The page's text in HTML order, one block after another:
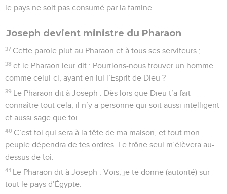
le pays ne soit pas consumé par la famine.
Joseph devient ministre du Pharaon
37 Cette parole plut au Pharaon et à tous ses serviteurs ;
38 et le Pharaon leur dit : Pourrions-nous trouver un homme
comme celui-ci, ayant en lui l’Esprit de Dieu ?
39 Le Pharaon dit à Joseph : Dès lors que Dieu t’a fait
connaître tout cela, il n’y a personne qui soit aussi intelligent
et aussi sage que toi.
40 C’est toi qui sera à la tête de ma maison, et tout mon
peuple dépendra de tes ordres. Le trône seul m’élèvera au-
dessus de toi.
41 Le Pharaon dit à Joseph : Vois, je te donne (autorité) sur
tout le pays d’Égypte.